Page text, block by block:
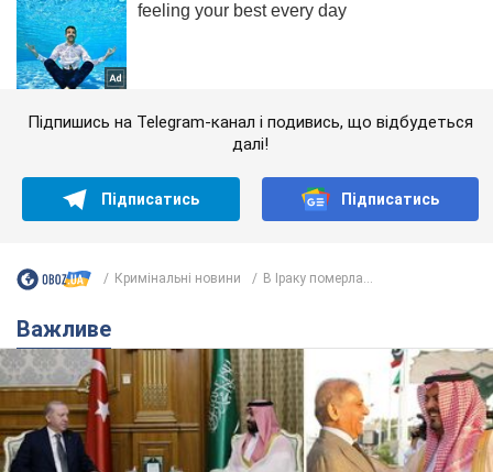
Підпишись на Telegram-канал і подивись, що відбудеться
далі!
Підписатись Підписатись
Кримінальні новини В Іраку померла...
Важливе